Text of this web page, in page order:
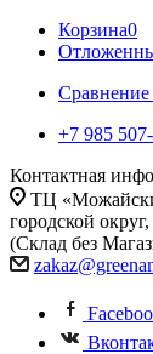
Корзина0
Сравнение
+7 985
Контактная
ТЦ
городской
(Склад без